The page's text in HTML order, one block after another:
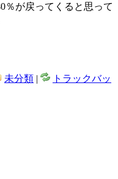
％が戻ってくると思って
未分類 |
トラックバッ